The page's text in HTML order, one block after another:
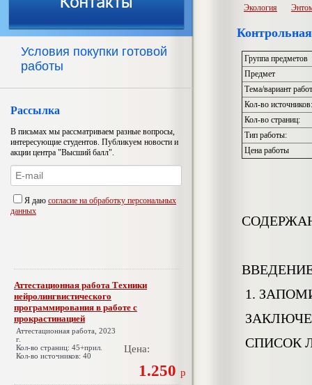
Условия покупки готовой
работы
Рассылка
В письмах мы рассматриваем разные вопросы,
интересующие студентов. Публикуем новости и
акции центра "Высший балл".
Я даю согласие на обработку персональных
данных
Аттестационная работа Техники
нейролингвистического
программирования в работе с
прокрастинацией
Аттестационная работа, 2023
г.
Кол-во страниц: 45+прил.
Кол-во источников: 40
Цена:
1.250 р
Экология
Группа предметов
Предмет
Тема/вариант
Кол-во источников:
Кол-во страниц:
Тип работы:
Цена работы
1.
СПИСОК